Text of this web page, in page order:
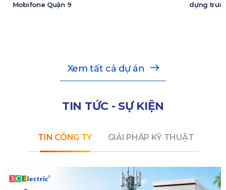
dựng trường đại học FPT
cấp
Xem tất cả dự án
TIN TỨC - SỰ KIỆN
TIN CÔNG TY GIẢI PHÁP KỸ THUẬT